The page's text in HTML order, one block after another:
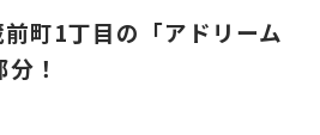
町1丁目の 「アドリーム
！